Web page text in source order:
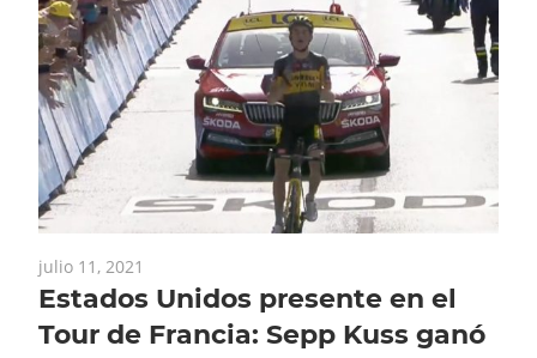
julio 11, 2021
Estados Unidos presente en el
Tour de Francia: Sepp Kuss ganó